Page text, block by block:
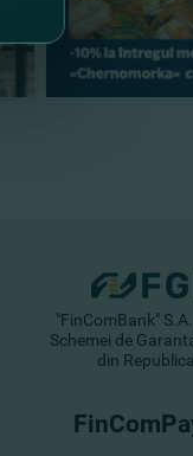
"FinComBank"
Schemei de
din